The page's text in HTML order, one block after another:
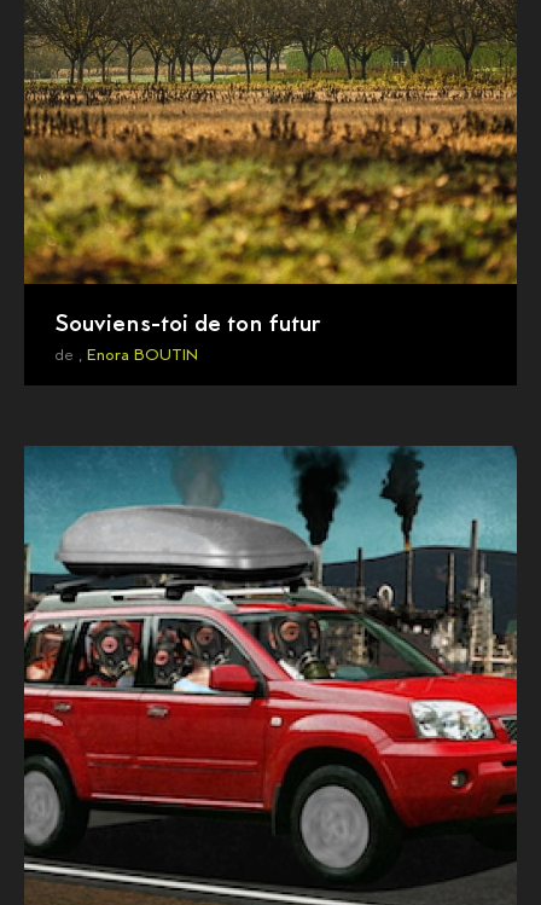
Souviens-toi de ton futur
de , Enora BOUTIN